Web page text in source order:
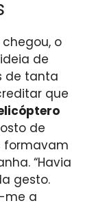
chegou, o
de
de tanta
que
de
formavam
“Havia
gesto.
me a